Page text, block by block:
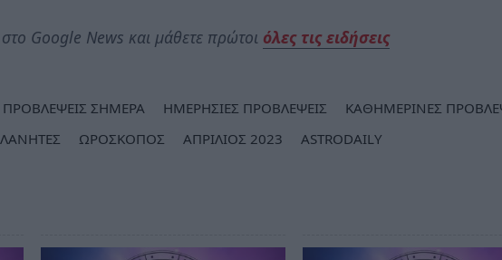
Google News και μάθετε πρώτοι όλες τις ειδήσεις
ΠΡΟΒΛΕΨΕΙΣ ΣΗΜΕΡΑ ΗΜΕΡΗΣΙΕΣ ΠΡΟΒΛΕΨΕΙΣ
ΚΑΘΗΜΕΡΙΝΕΣ
ΩΡΟΣΚΟΠΟΣ ΑΠΡΙΛΙΟΣ 2023 ASTRODAILY